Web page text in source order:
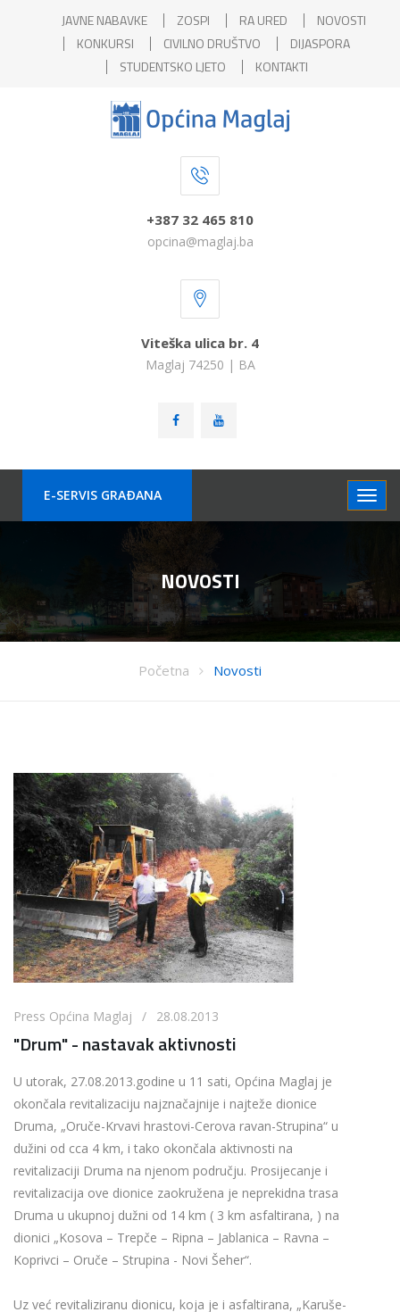
JAVNE NABAVKE ZOSPI RA URED
NOVOSTI
KONKURSI
CIVILNO DRUŠTVO
DIJASPORA
STUDENTSKO LJETO
KONTAKTI
+387 32 465 810
opcina@maglaj.ba
Viteška ulica br. 4
Maglaj 74250 | BA
E-SERVIS GRAÐANA
NOVOSTI
Početna Novosti
Press Općina Maglaj / 28.08.2013
"Drum" - nastavak aktivnosti
U utorak, 27.08.2013.godine u 11 sati, Općina Maglaj je
okončala revitalizaciju najznačajnije i najteže dionice
Druma, „Oruče-Krvavi hrastovi-Cerova ravan-Strupina“ u
dužini od cca 4 km, i tako okončala aktivnosti na
revitalizaciji Druma na njenom području. Prosijecanje i
revitalizacija ove dionice zaokružena je neprekidna trasa
Druma u ukupnoj dužni od 14 km ( 3 km asfaltirana, ) na
dionici „Kosova – Trepče – Ripna – Jablanica – Ravna –
Koprivci – Oruče – Strupina - Novi Šeher“.
Uz već revitaliziranu dionicu, koja je i asfaltirana, „Karuše-